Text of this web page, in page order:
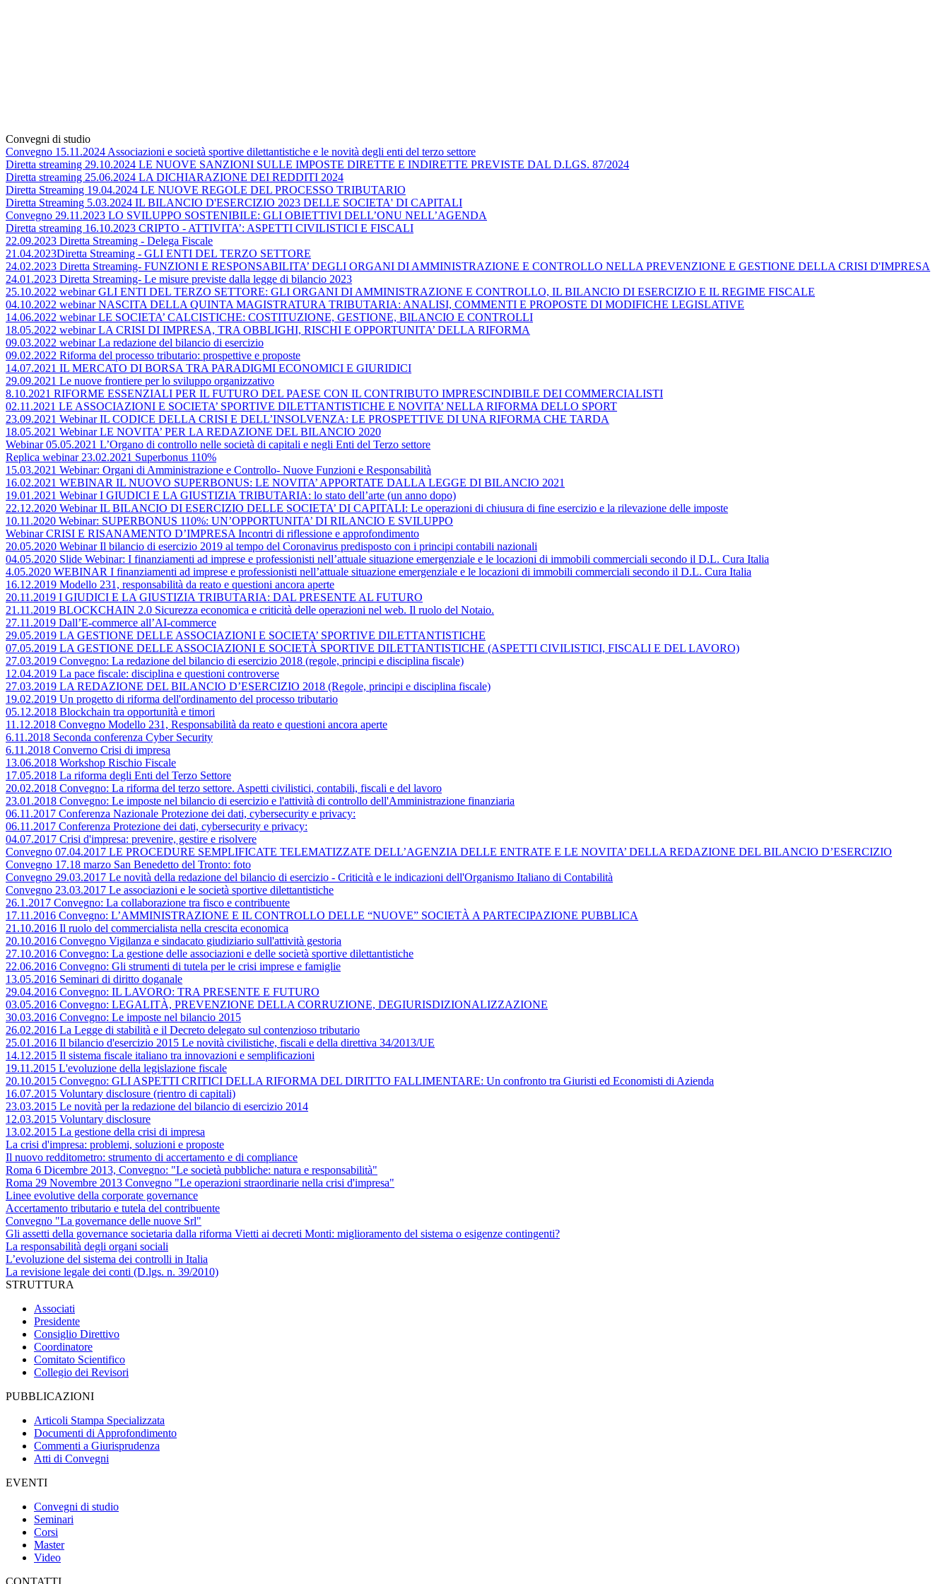
Convegni di studio
Convegno 15.11.2024 Associazioni e società sportive dilettantistiche e le novità degli enti del terzo settore
Diretta streaming 29.10.2024 LE NUOVE SANZIONI SULLE IMPOSTE DIRETTE E INDIRETTE PREVISTE DAL D.LGS. 87/2024
Diretta streaming 25.06.2024 LA DICHIARAZIONE DEI REDDITI 2024
Diretta Streaming 19.04.2024 LE NUOVE REGOLE DEL PROCESSO TRIBUTARIO
Diretta Streaming 5.03.2024 IL BILANCIO D'ESERCIZIO 2023 DELLE SOCIETA' DI CAPITALI
Convegno 29.11.2023 LO SVILUPPO SOSTENIBILE: GLI OBIETTIVI DELL’ONU NELL’AGENDA
Diretta streaming 16.10.2023 CRIPTO - ATTIVITA’: ASPETTI CIVILISTICI E FISCALI
22.09.2023 Diretta Streaming - Delega Fiscale
21.04.2023Diretta Streaming - GLI ENTI DEL TERZO SETTORE
24.02.2023 Diretta Streaming- FUNZIONI E RESPONSABILITA’ DEGLI ORGANI DI AMMINISTRAZIONE E CONTROLLO NELLA PREVENZIONE E GESTIONE DELLA CRISI D'IMPRESA
24.01.2023 Diretta Streaming- Le misure previste dalla legge di bilancio 2023
25.10.2022 webinar GLI ENTI DEL TERZO SETTORE: GLI ORGANI DI AMMINISTRAZIONE E CONTROLLO, IL BILANCIO DI ESERCIZIO E IL REGIME FISCALE
04.10.2022 webinar NASCITA DELLA QUINTA MAGISTRATURA TRIBUTARIA: ANALISI, COMMENTI E PROPOSTE DI MODIFICHE LEGISLATIVE
14.06.2022 webinar LE SOCIETA’ CALCISTICHE: COSTITUZIONE, GESTIONE, BILANCIO E CONTROLLI
18.05.2022 webinar LA CRISI DI IMPRESA, TRA OBBLIGHI, RISCHI E OPPORTUNITA’ DELLA RIFORMA
09.03.2022 webinar La redazione del bilancio di esercizio
09.02.2022 Riforma del processo tributario: prospettive e proposte
14.07.2021 IL MERCATO DI BORSA TRA PARADIGMI ECONOMICI E GIURIDICI
29.09.2021 Le nuove frontiere per lo sviluppo organizzativo
8.10.2021 RIFORME ESSENZIALI PER IL FUTURO DEL PAESE CON IL CONTRIBUTO IMPRESCINDIBILE DEI COMMERCIALISTI
02.11.2021 LE ASSOCIAZIONI E SOCIETA’ SPORTIVE DILETTANTISTICHE E NOVITA’ NELLA RIFORMA DELLO SPORT
23.09.2021 Webinar IL CODICE DELLA CRISI E DELL’INSOLVENZA: LE PROSPETTIVE DI UNA RIFORMA CHE TARDA
18.05.2021 Webinar LE NOVITA’ PER LA REDAZIONE DEL BILANCIO 2020
Webinar 05.05.2021 L’Organo di controllo nelle società di capitali e negli Enti del Terzo settore
Replica webinar 23.02.2021 Superbonus 110%
15.03.2021 Webinar: Organi di Amministrazione e Controllo- Nuove Funzioni e Responsabilità
16.02.2021 WEBINAR IL NUOVO SUPERBONUS: LE NOVITA’ APPORTATE DALLA LEGGE DI BILANCIO 2021
19.01.2021 Webinar I GIUDICI E LA GIUSTIZIA TRIBUTARIA: lo stato dell’arte (un anno dopo)
22.12.2020 Webinar IL BILANCIO DI ESERCIZIO DELLE SOCIETA’ DI CAPITALI: Le operazioni di chiusura di fine esercizio e la rilevazione delle imposte
10.11.2020 Webinar: SUPERBONUS 110%: UN’OPPORTUNITA’ DI RILANCIO E SVILUPPO
Webinar CRISI E RISANAMENTO D’IMPRESA Incontri di riflessione e approfondimento
20.05.2020 Webinar Il bilancio di esercizio 2019 al tempo del Coronavirus predisposto con i principi contabili nazionali
04.05.2020 Slide Webinar: I finanziamenti ad imprese e professionisti nell’attuale situazione emergenziale e le locazioni di immobili commerciali secondo il D.L. Cura Italia
4.05.2020 WEBINAR I finanziamenti ad imprese e professionisti nell’attuale situazione emergenziale e le locazioni di immobili commerciali secondo il D.L. Cura Italia
16.12.2019 Modello 231, responsabilità da reato e questioni ancora aperte
20.11.2019 I GIUDICI E LA GIUSTIZIA TRIBUTARIA: DAL PRESENTE AL FUTURO
21.11.2019 BLOCKCHAIN 2.0 Sicurezza economica e criticità delle operazioni nel web. Il ruolo del Notaio.
27.11.2019 Dall’E-commerce all’AI-commerce
29.05.2019 LA GESTIONE DELLE ASSOCIAZIONI E SOCIETA’ SPORTIVE DILETTANTISTICHE
07.05.2019 LA GESTIONE DELLE ASSOCIAZIONI E SOCIETÀ SPORTIVE DILETTANTISTICHE (ASPETTI CIVILISTICI, FISCALI E DEL LAVORO)
27.03.2019 Convegno: La redazione del bilancio di esercizio 2018 (regole, principi e disciplina fiscale)
12.04.2019 La pace fiscale: disciplina e questioni controverse
27.03.2019 LA REDAZIONE DEL BILANCIO D’ESERCIZIO 2018 (Regole, principi e disciplina fiscale)
19.02.2019 Un progetto di riforma dell'ordinamento del processo tributario
05.12.2018 Blockchain tra opportunità e timori
11.12.2018 Convegno Modello 231, Responsabilità da reato e questioni ancora aperte
6.11.2018 Seconda conferenza Cyber Security
6.11.2018 Converno Crisi di impresa
13.06.2018 Workshop Rischio Fiscale
17.05.2018 La riforma degli Enti del Terzo Settore
20.02.2018 Convegno: La riforma del terzo settore. Aspetti civilistici, contabili, fiscali e del lavoro
23.01.2018 Convegno: Le imposte nel bilancio di esercizio e l'attività di controllo dell'Amministrazione finanziaria
06.11.2017 Conferenza Nazionale Protezione dei dati, cybersecurity e privacy:
06.11.2017 Conferenza Protezione dei dati, cybersecurity e privacy:
04.07.2017 Crisi d'impresa: prevenire, gestire e risolvere
Convegno 07.04.2017 LE PROCEDURE SEMPLIFICATE TELEMATIZZATE DELL’AGENZIA DELLE ENTRATE E LE NOVITA’ DELLA REDAZIONE DEL BILANCIO D’ESERCIZIO
Convegno 17.18 marzo San Benedetto del Tronto: foto
Convegno 29.03.2017 Le novità della redazione del bilancio di esercizio - Criticità e le indicazioni dell'Organismo Italiano di Contabilità
Convegno 23.03.2017 Le associazioni e le società sportive dilettantistiche
26.1.2017 Convegno: La collaborazione tra fisco e contribuente
17.11.2016 Convegno: L’AMMINISTRAZIONE E IL CONTROLLO DELLE “NUOVE” SOCIETÀ A PARTECIPAZIONE PUBBLICA
21.10.2016 Il ruolo del commercialista nella crescita economica
20.10.2016 Convegno Vigilanza e sindacato giudiziario sull'attività gestoria
27.10.2016 Convegno: La gestione delle associazioni e delle società sportive dilettantistiche
22.06.2016 Convegno: Gli strumenti di tutela per le crisi imprese e famiglie
13.05.2016 Seminari di diritto doganale
29.04.2016 Convegno: IL LAVORO: TRA PRESENTE E FUTURO
03.05.2016 Convegno: LEGALITÀ, PREVENZIONE DELLA CORRUZIONE, DEGIURISDIZIONALIZZAZIONE
30.03.2016 Convegno: Le imposte nel bilancio 2015
26.02.2016 La Legge di stabilità e il Decreto delegato sul contenzioso tributario
25.01.2016 Il bilancio d'esercizio 2015 Le novità civilistiche, fiscali e della direttiva 34/2013/UE
14.12.2015 Il sistema fiscale italiano tra innovazioni e semplificazioni
19.11.2015 L'evoluzione della legislazione fiscale
20.10.2015 Convegno: GLI ASPETTI CRITICI DELLA RIFORMA DEL DIRITTO FALLIMENTARE: Un confronto tra Giuristi ed Economisti di Azienda
16.07.2015 Voluntary disclosure (rientro di capitali)
23.03.2015 Le novità per la redazione del bilancio di esercizio 2014
12.03.2015 Voluntary disclosure
13.02.2015 La gestione della crisi di impresa
La crisi d'impresa: problemi, soluzioni e proposte
Il nuovo redditometro: strumento di accertamento e di compliance
Roma 6 Dicembre 2013, Convegno: "Le società pubbliche: natura e responsabilità"
Roma 29 Novembre 2013 Convegno "Le operazioni straordinarie nella crisi d'impresa"
Linee evolutive della corporate governance
Accertamento tributario e tutela del contribuente
Convegno "La governance delle nuove Srl"
Gli assetti della governance societaria dalla riforma Vietti ai decreti Monti: miglioramento del sistema o esigenze contingenti?
La responsabilità degli organi sociali
L’evoluzione del sistema dei controlli in Italia
La revisione legale dei conti (D.lgs. n. 39/2010)
STRUTTURA
Associati
Presidente
Consiglio Direttivo
Coordinatore
Comitato Scientifico
Collegio dei Revisori
PUBBLICAZIONI
Articoli Stampa Specializzata
Documenti di Approfondimento
Commenti a Giurisprudenza
Atti di Convegni
EVENTI
Convegni di studio
Seminari
Corsi
Master
Video
CONTATTI